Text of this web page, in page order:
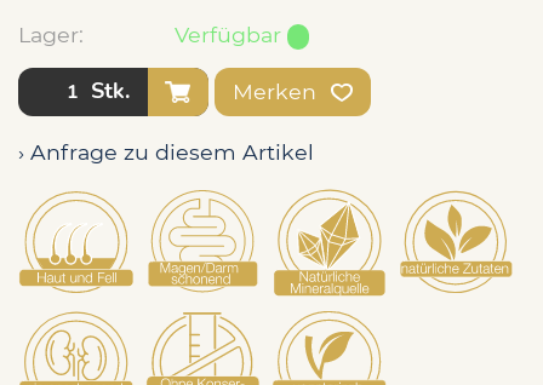
Lager: Verfügbar
Stk. Merken
› Anfrage zu diesem Artikel